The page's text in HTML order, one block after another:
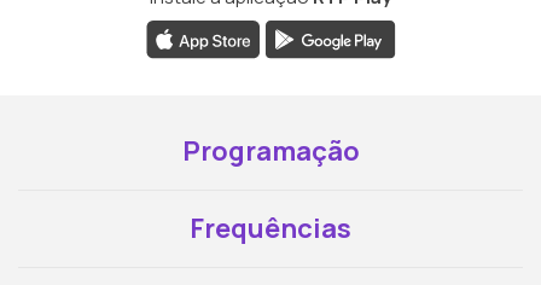
Programação
Frequências